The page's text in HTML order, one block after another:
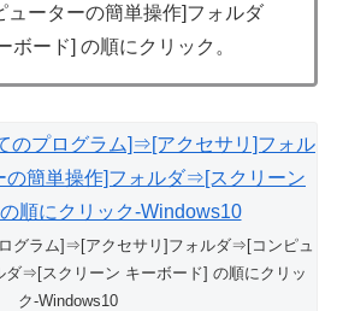
ーターの簡単操作]フォルダ
ード] の順にクリック。
グラム]⇒[アクセサリ]フォルダ⇒[コンピュ
ダ⇒[スクリーン キーボード] の順にクリッ
ク-Windows10